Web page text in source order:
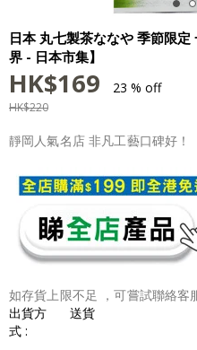
日本 丸七製茶ななや 季節限
界 - 日本市集】
HK$169 23 % off
HK$220
靜岡人氣名店 非凡工藝口碑好！
如存貨上限不足 ，可嘗試聯絡客
出貨方
式 :
送貨